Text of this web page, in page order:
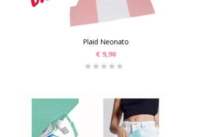
Plaid Neonato
€ 9,90